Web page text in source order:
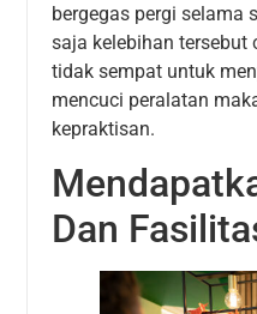
bergegas pergi selama
saja kelebihan tersebut
tidak sempat untuk
mencuci peralatan
kepraktisan.
Dan